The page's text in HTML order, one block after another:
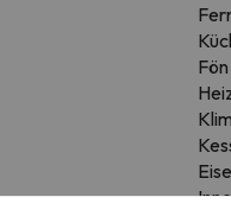
Fön